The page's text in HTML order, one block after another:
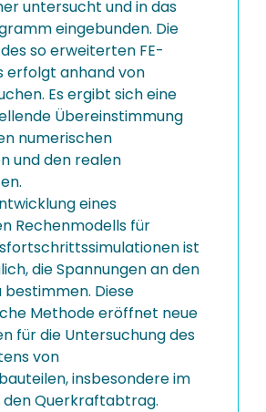
untersucht und in das
eingebunden. Die
so erweiterten FE-
erfolgt anhand von
Es ergibt sich eine
Übereinstimmung
numerischen
und den realen
eines
Rechenmodells für
ist
die Spannungen an den
bestimmen. Diese
Methode eröffnet neue
für die Untersuchung des
von
insbesondere im
den Querkraftabtrag.